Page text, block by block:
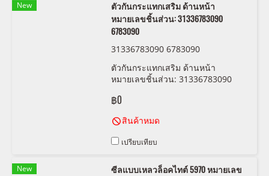
New
ตัวกันกระแทกเสริม ด้านหน้า
หมายเลขชิ้นส่วน: 31336783090
6783090
31336783090 6783090
ตัวกันกระแทกเสริม ด้านหน้า
หมายเลขชิ้นส่วน: 31336783090
฿0
สินค้าหมด
เปรียบเทียบ
New
ซีลแบบเหลวล็อคไทต์ 5970 หมายเลข